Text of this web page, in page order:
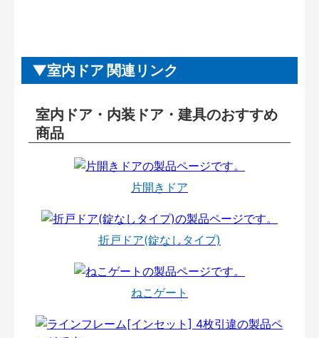
室内ドア 関連リンク
室内ドア・内装ドア・建具のおすすめ
商品
片開きドア
折戸ドア(錠なしタイプ)
ねこゲート